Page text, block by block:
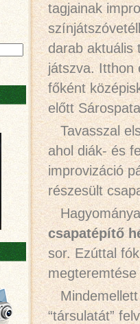
tagjainak
darab aktuális
játszva. Itthon
főként
előtt
Tavasszal
ahol diák- és
improvizáció
részesült
csapatépítő
sor. Ezúttal
Mindemellett
“társulatát”